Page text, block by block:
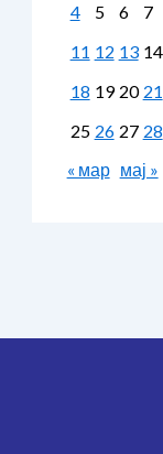
4
5 6 7
11 12 13 14
18 19 20 21
25 26 27 28
« мар мај »